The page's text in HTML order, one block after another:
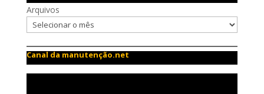
Arquivos
Canal da manutenção.net